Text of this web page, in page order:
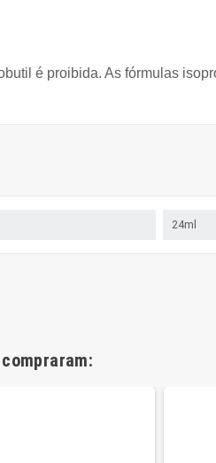
é proibida. As fórmulas
24ml